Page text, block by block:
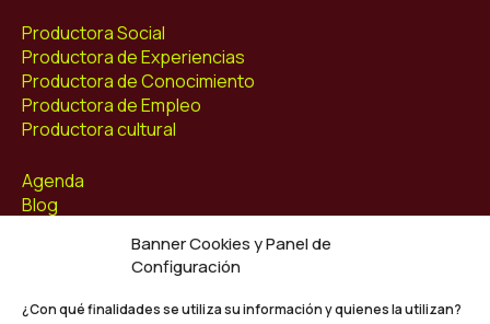
Banner Cookies y Panel de
Configuración
¿Con qué finalidades se utiliza su información y quienes la utilizan?
Productora Social
Productora de Experiencias
Productora de Conocimiento
Productora de Empleo
Productora cultural
Agenda
Blog
Facebook